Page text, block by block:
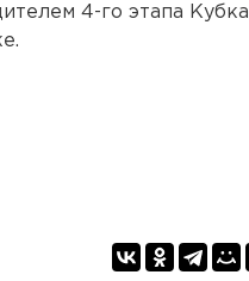
4-го этапа Кубка